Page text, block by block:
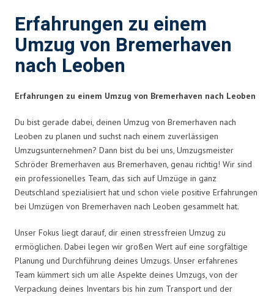
Erfahrungen zu einem
Umzug von Bremerhaven
nach Leoben
Erfahrungen zu einem Umzug von Bremerhaven nach Leoben
Du bist gerade dabei, deinen Umzug von Bremerhaven nach
Leoben zu planen und suchst nach einem zuverlässigen
Umzugsunternehmen? Dann bist du bei uns, Umzugsmeister
Schröder Bremerhaven aus Bremerhaven, genau richtig! Wir sind
ein professionelles Team, das sich auf Umzüge in ganz
Deutschland spezialisiert hat und schon viele positive Erfahrungen
bei Umzügen von Bremerhaven nach Leoben gesammelt hat.
Unser Fokus liegt darauf, dir einen stressfreien Umzug zu
ermöglichen. Dabei legen wir großen Wert auf eine sorgfältige
Planung und Durchführung deines Umzugs. Unser erfahrenes
Team kümmert sich um alle Aspekte deines Umzugs, von der
Verpackung deines Inventars bis hin zum Transport und der